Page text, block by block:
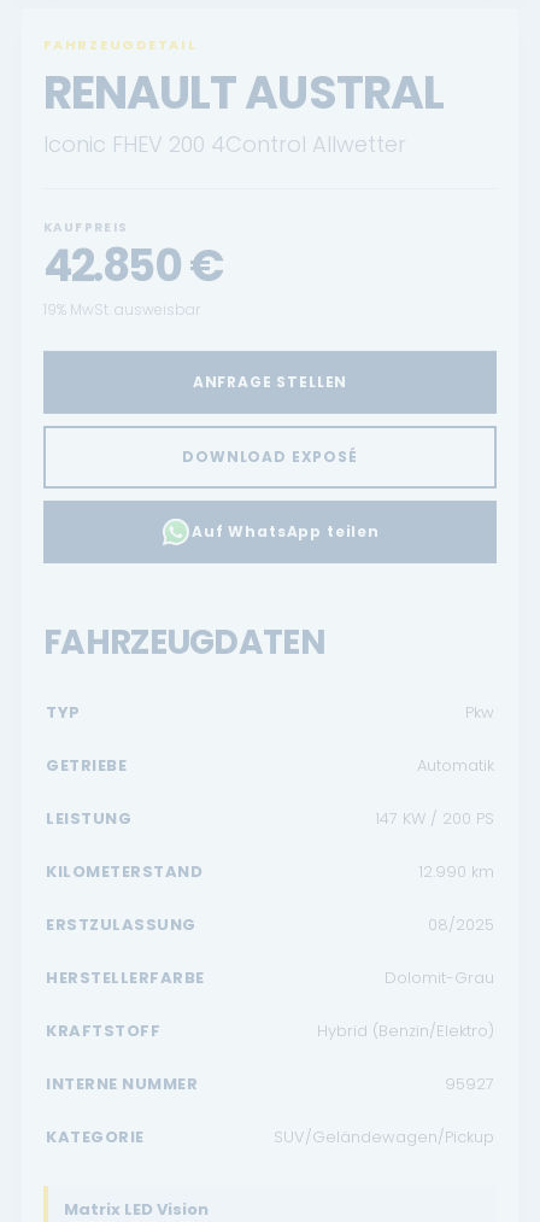
FAHRZEUGDETAIL
RENAULT AUSTRAL
Iconic FHEV 200 4Control Allwetter
KAUFPREIS
42.850€
19% MwSt. ausweisbar
ANFRAGE STELLEN
DOWNLOAD EXPOSÉ
Auf WhatsApp teilen
FAHRZEUGDATEN
TYP Pkw
GETRIEBE Automatik
LEISTUNG 147 KW / 200 PS
KILOMETERSTAND 12.990 km
ERSTZULASSUNG 08/2025
HERSTELLERFARBE Dolomit-Grau
KRAFTSTOFF Hybrid (Benzin/Elektro)
INTERNE NUMMER 95927
KATEGORIE SUV/Geländewagen/Pickup
Matrix LED Vision